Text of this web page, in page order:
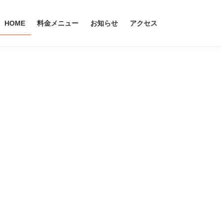
HOME 料金メニュー お知らせ アクセス